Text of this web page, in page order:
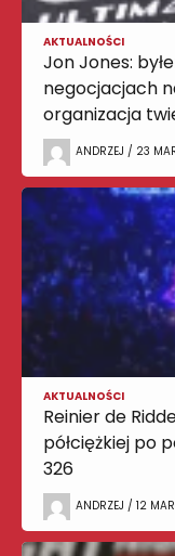
AKTUALNOŚCI
Jon Jones:
negocjacjach
organizacja
ANDRZEJ / 23
AKTUALNOŚCI
Reinier de
półciężkiej po
326
ANDRZEJ / 12